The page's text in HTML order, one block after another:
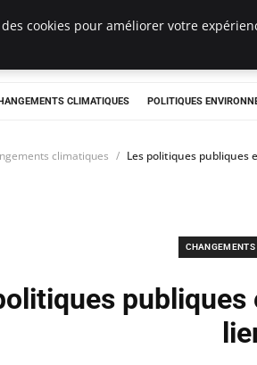
CLIMATIQUES POLITIQUES
climatiques Les politiques publiques
cookies pour améliorer votre